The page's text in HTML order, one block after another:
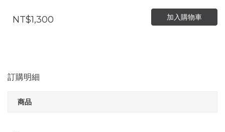
NT$1,300 加入購物車
訂購明細
商品